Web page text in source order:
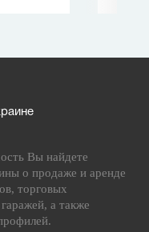
Вы найдете
о продаже и аренде
торговых
а также